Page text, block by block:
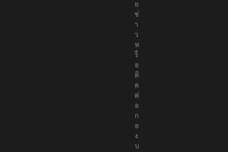
ม
า
ย
ข่
า
ว
ห
รื
อ
ติ
ด
ต่
อ
ก
อ